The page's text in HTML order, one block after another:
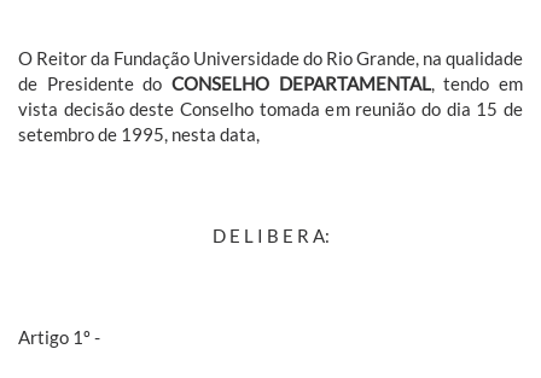
O Reitor da Fundação Universidade do Rio Grande, na qualidade
de Presidente do CONSELHO DEPARTAMENTAL
, tendo em
vista decisão deste Conselho tomada em reunião do dia 15 de
setembro de 1995, nesta data,
D E L I B E R A:
Artigo 1º -